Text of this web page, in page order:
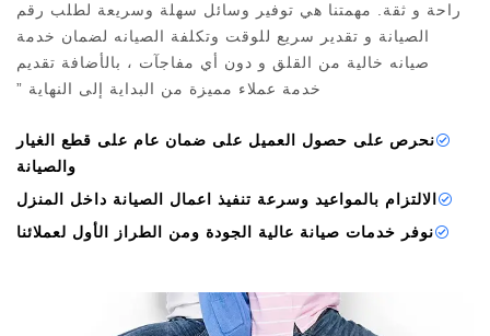
راحة و ثقة. مهمتنا هي توفير وسائل سهلة وسريعة لطلب رقم
الصيانة و تقدير سريع للوقت وتكلفة الصيانه لضمان خدمة
صيانه خالية من القلق و دون أي مفاجآت ، بالأضافة تقديم
خدمة عملاء مميزة من البداية إلى النهاية ”
نحرص على حصول العميل على ضمان عام على قطع الغيار
والصيانة
الالتزام بالمواعيد وسرعة تنفيذ اعمال الصيانة داخل المنزل
نوفر خدمات صيانة عالية الجودة ومن الطراز الأول لعملائنا